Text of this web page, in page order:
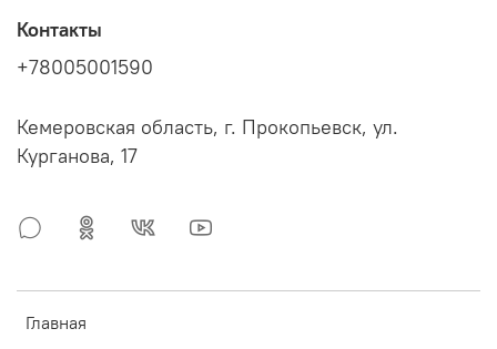
Главная
Контакты
+78005001590
Кемеровская область, г. Прокопьевск, ул.
Курганова, 17